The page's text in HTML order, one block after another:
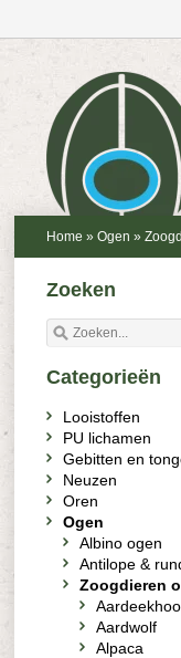
Home » Ogen »
Zoeken
Categorieën
Looistoffen
PU lichamen
Gebitten en
Neuzen
Oren
Ogen
Albino ogen
Antilope &
Zoogdieren
Aardwolf
Alpaca